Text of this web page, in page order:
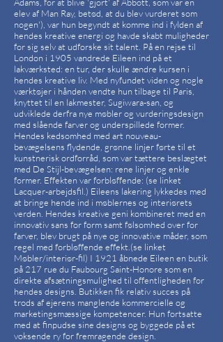
elev af Man Ray, betød, at du blev vurderet som
nogen'), var hun begyndt at komme ind i fylden af
hendes kreative energi og havde skabt muligheder
for sig selv at udforske sit talent. På en rejse til
London i 1905 vandrede Eileen ind på et
lakværksted: en tur, der skulle ændre kursen i
hendes kreative liv. Med nyfundet viden og nogle
værktøjer i hånden vendte hun tilbage til Paris,
knyttet til en lakmester, Sugiwara-san, og
udviklede derfra nye møbler og vurderingsdesign
med slående farver og underspillede former.
Hendes kedsomhed med art nouveau-
bevægelsens flydende, grønne linjer førte til et
kunstnerisk ordforråd, som var tættere beslægtet
med De Stijl-bevægelsen: rene linjer og enkle
former. Effekten var forbløffende: (se linket
Lacquer-arbejdsfil.) Eileens lakering lykkedes med
at bringe hende ind i møblernes og interiørets
verden. Hendes kreative geni kombineret med en
innovativ sans for form samt følsomhed over for
farver, blev brugt på nye og innovative måder, som
regel med forbløffende effekt.(se linket
Møbler/interiør-fil) I 1921 åbnede Eileen en butik
på 217 rue du Faubourg Saint-Honore som en
direkte afsætningsmulighed til offentligheden for
hendes designs. Butikken fik relativ succes på
trods af ejerens manglende kommercielle og
marketingsmæssige kompetencer. Hun fortsatte
med at finpudse sine designs og byggede på et
voksende ry for fremragende design.